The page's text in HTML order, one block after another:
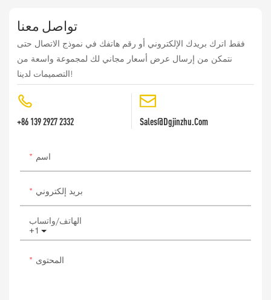
تواصل معنا
فقط اترك بريدك الإلكتروني أو رقم هاتفك في نموذج الاتصال حتى
نتمكن من إرسال عرض أسعار مجاني لك لمجموعة واسعة من
التصميمات لدينا!
+86 139 2927 2332 Sales@dgjinzhu.com
اسم
بريد إلكتروني
+1
الهاتف/واتساب
المحتوى